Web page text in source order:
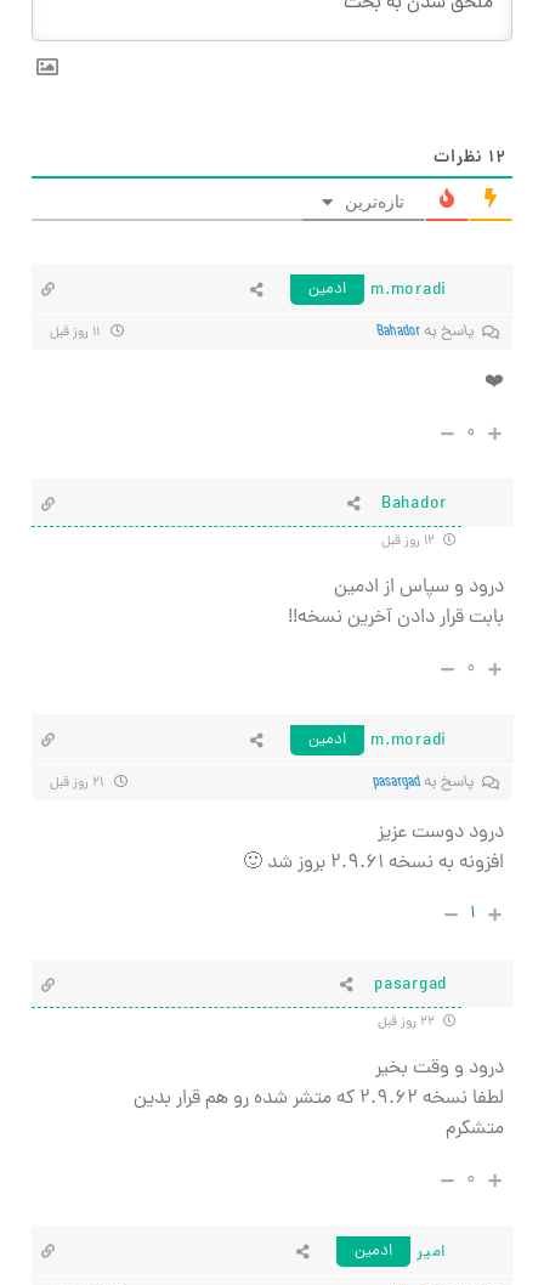
۱۲ نظرات
تازه‌ترین
m.moradi
ادمین
پاسخ بهBahador
❤️
۰
Bahador
درود و سپاس از ادمین
بابت قرار دادن آخرین نسخه!!
۰
m.moradi
ادمین
پاسخ بهpasargad
درود دوست عزیز
افزونه به نسخه ۲.۹.۶۱ بروز شد 🙂
۱
pasargad
درود و وقت بخیر
لطفا نسخه ۲.۹.۶۲ که متشر شده رو هم قرار بدین
متشکرم
۰
امیر
ادمین